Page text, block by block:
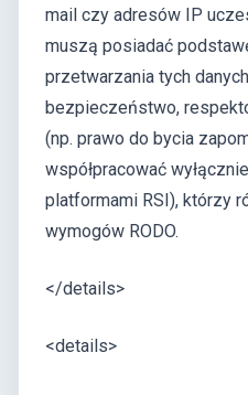
mail czy adresów IP
muszą posiadać
przetwarzania tych
bezpieczeństwo,
(np. prawo do bycia
współpracować
platformami RSI), którzy
wymogów RODO.
</details>
<details>